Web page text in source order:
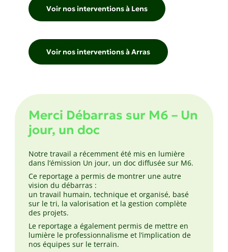
Voir nos interventions à Lens
Voir nos interventions à Arras
Merci Débarras sur M6 – Un
jour, un doc
Notre travail a récemment été mis en lumière
dans l’émission Un jour, un doc diffusée sur M6.
Ce reportage a permis de montrer une autre
vision du débarras :
un travail humain, technique et organisé, basé
sur le tri, la valorisation et la gestion complète
des projets.
Le reportage a également permis de mettre en
lumière le professionnalisme et l’implication de
nos équipes sur le terrain.